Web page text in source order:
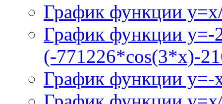
График функции
График функции y=-
(-771226*cos(3*x)-
График функции